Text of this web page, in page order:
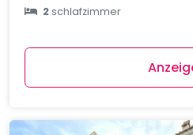
2schlafzimmer